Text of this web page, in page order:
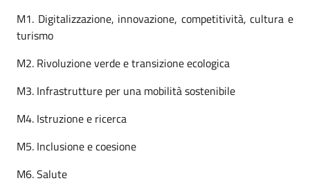
M1. Digitalizzazione, innovazione, competitività, cultura e
turismo
M2. Rivoluzione verde e transizione ecologica
M3. Infrastrutture per una mobilità sostenibile
M4. Istruzione e ricerca
M5. Inclusione e coesione
M6. Salute